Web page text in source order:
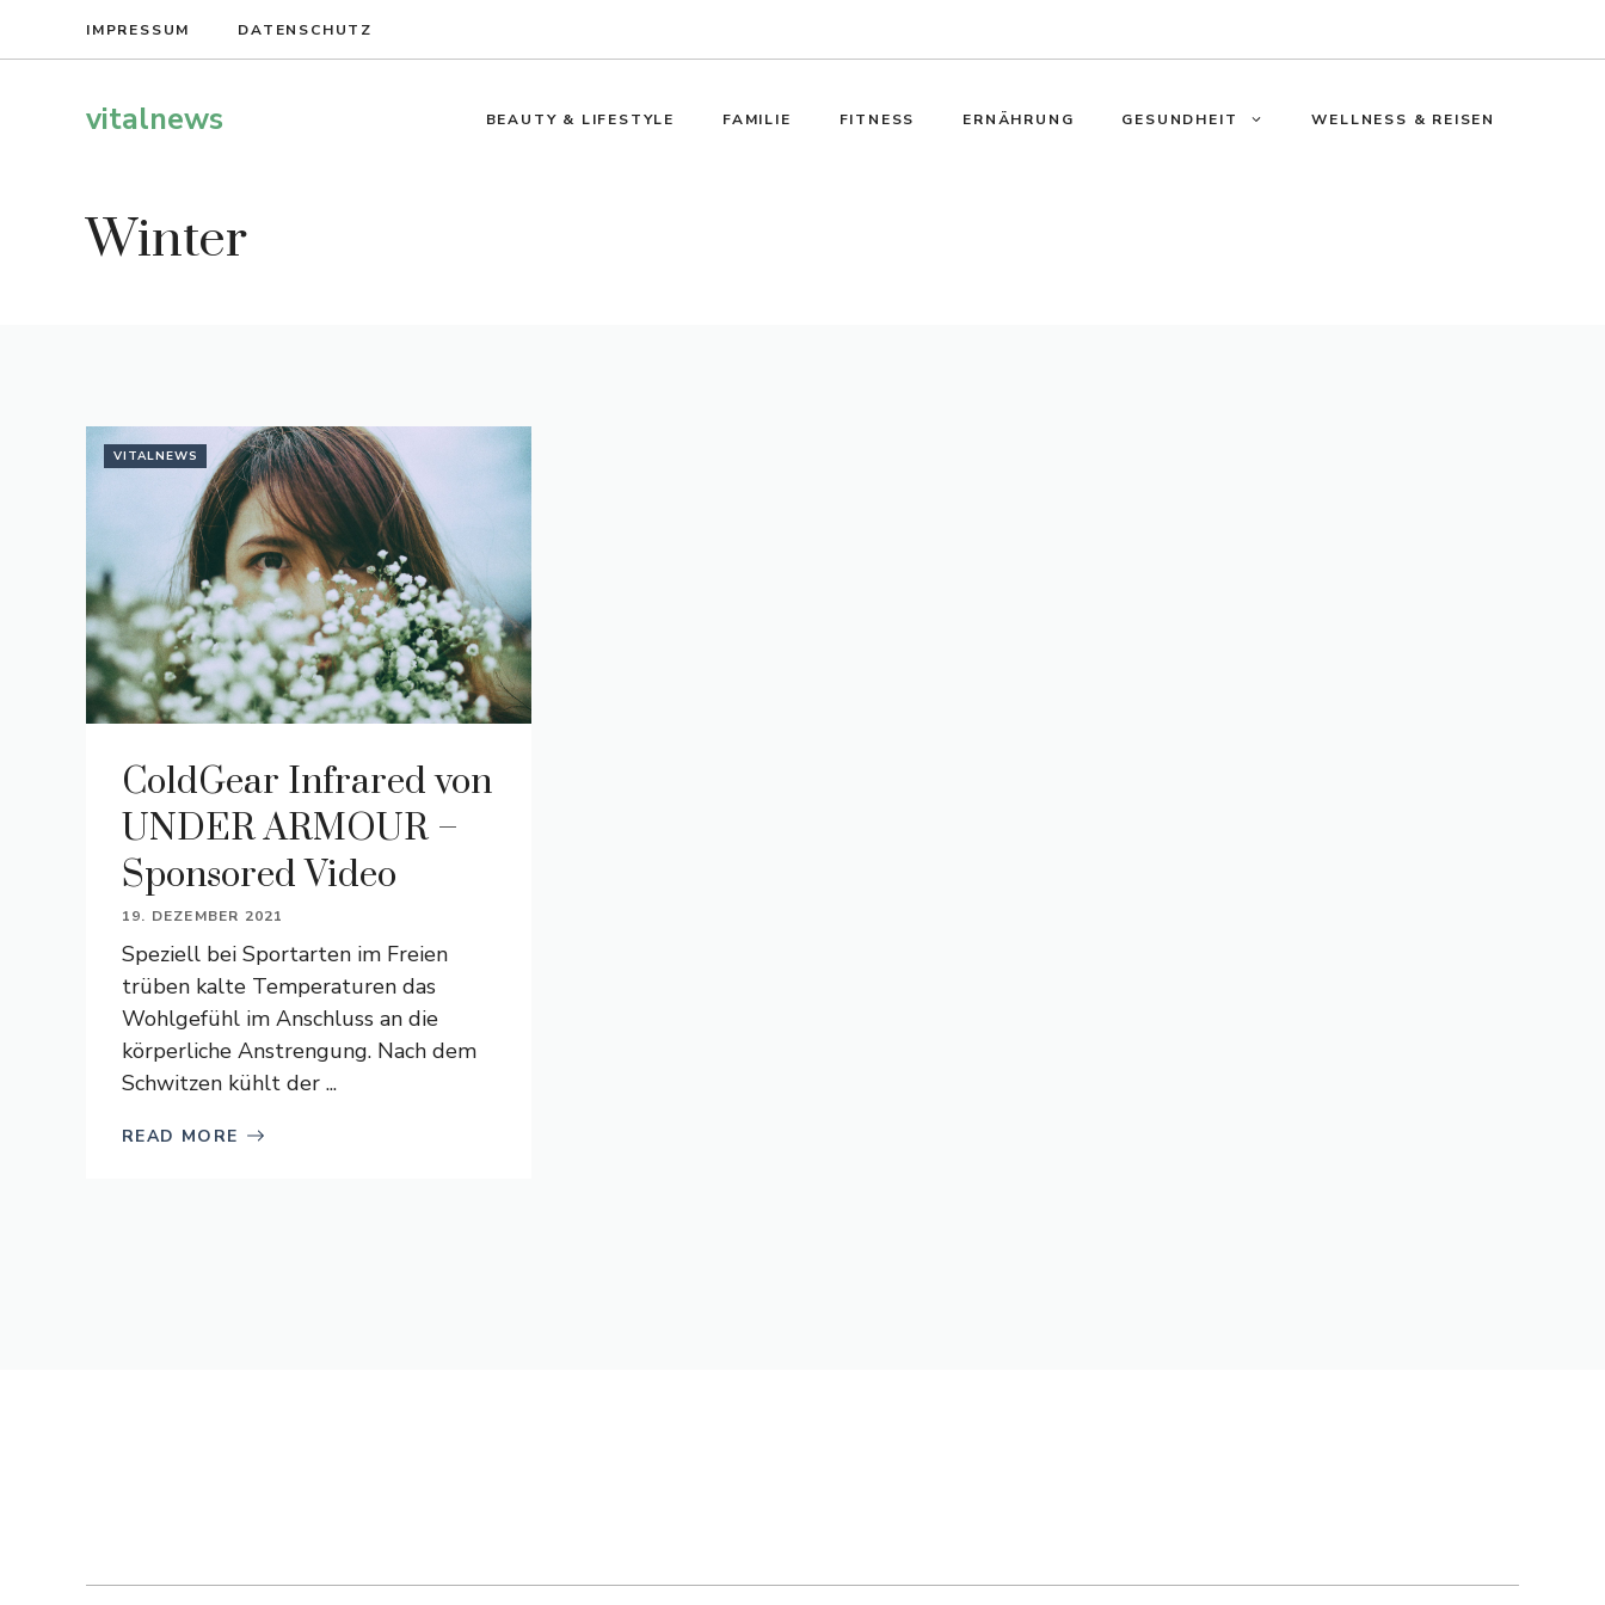
IMPRESSUM DATENSCHUTZ
vitalnews BEAUTY & LIFESTYLE FAMILIE FITNESS ERNÄHRUNG GESUNDHEIT WELLNESS & REISEN
Winter
VITALNEWS
ColdGear Infrared von
UNDER ARMOUR –
Sponsored Video
19. DEZEMBER 2021
Speziell bei Sportarten im Freien
trüben kalte Temperaturen das
Wohlgefühl im Anschluss an die
körperliche Anstrengung. Nach dem
Schwitzen kühlt der ...
READ MORE